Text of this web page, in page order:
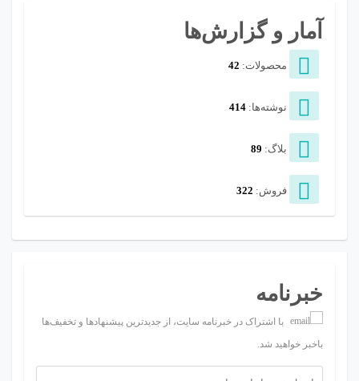
آمار و گزارش‌ها
محصولات: 42
نوشته‌ها: 414
بلاگ: 89
فروش: 322
خبرنامه
با اشتراک در خبرنامه سایت، از جدیدترین پیشنهادها و تخفیف‌ها
باخبر خواهید شد.